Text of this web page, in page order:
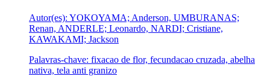
Autor(es): YOKOYAMA; Anderson, UMBURANAS;
Renan, ANDERLE; Leonardo, NARDI; Cristiane,
KAWAKAMI; Jackson
Palavras-chave: fixacao de flor, fecundacao cruzada, abelha
nativa, tela anti granizo